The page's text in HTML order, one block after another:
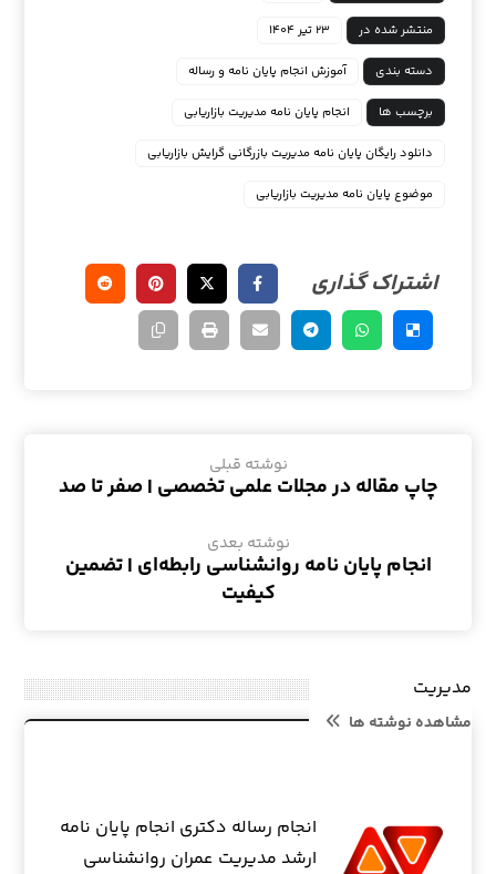
منتشر شده در ۲۳ تیر ۱۴۰۴
دسته بندی آموزش انجام پایان نامه و رساله
برچسب ها انجام پایان نامه مدیریت بازاریابی
دانلود رایگان پایان نامه مدیریت بازرگانی گرایش بازاریابی
موضوع پایان نامه مدیریت بازاریابی
نوشته قبلی
چاپ مقاله در مجلات علمی تخصصی | صفر تا صد
نوشته بعدی
انجام پایان نامه روانشناسی رابطه‌ای | تضمین
کیفیت
مدیریت
مشاهده نوشته ها
انجام رساله دکتری انجام پایان نامه
ارشد مدیریت عمران روانشناسی